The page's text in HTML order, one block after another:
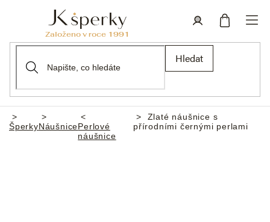
Hledat
Domů
ŠperkyNáušnicePerlové
náušnice
Zlaté náušnice s
přírodními černými perlami